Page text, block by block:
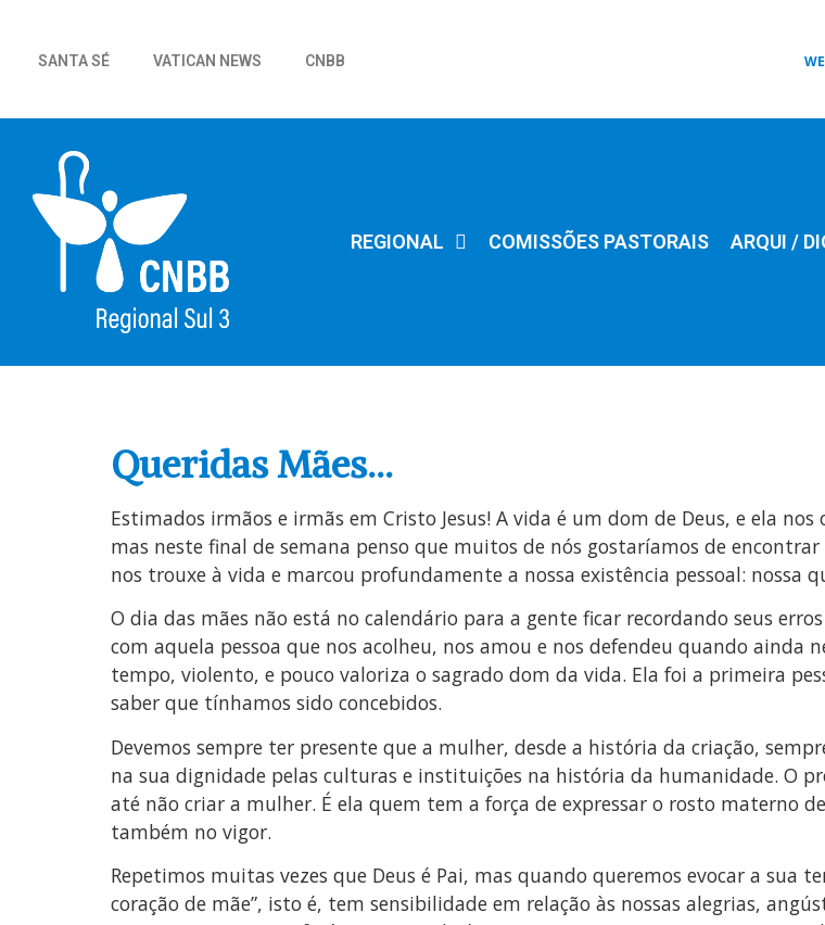
SANTA SÉ VATICAN NEWS CNBB
REGIONAL COMISSÕES PASTORAIS ARQUI /
Queridas Mães…
Estimados irmãos e irmãs em Cristo Jesus! A vida é um dom de Deus, e ela
mas neste final de semana penso que muitos de nós gostaríamos de
nos trouxe à vida e marcou profundamente a nossa existência pessoal: nossa
O dia das mães não está no calendário para a gente ficar recordando seus
com aquela pessoa que nos acolheu, nos amou e nos defendeu quando
tempo, violento, e pouco valoriza o sagrado dom da vida. Ela foi a primeira
saber que tínhamos sido concebidos.
Devemos sempre ter presente que a mulher, desde a história da criação,
na sua dignidade pelas culturas e instituições na história da humanidade. O
até não criar a mulher. É ela quem tem a força de expressar o rosto materno
também no vigor.
Repetimos muitas vezes que Deus é Pai, mas quando queremos evocar a sua
coração de mãe”, isto é, tem sensibilidade em relação às nossas alegrias,